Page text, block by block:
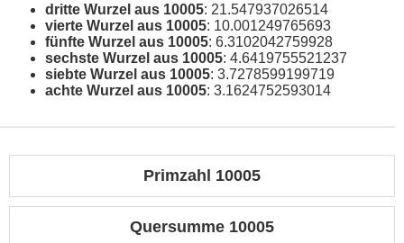
dritte Wurzel aus 10005: 21.547937026514
vierte Wurzel aus 10005: 10.001249765693
fünfte Wurzel aus 10005: 6.3102042759928
sechste Wurzel aus 10005: 4.6419755521237
siebte Wurzel aus 10005: 3.7278599199719
achte Wurzel aus 10005: 3.1624752593014
Primzahl 10005
Quersumme 10005